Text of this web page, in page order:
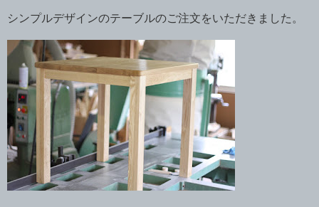
シンプルデザインのテーブルのご注文をいただきました。